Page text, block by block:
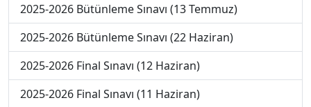
2025-2026 Bütünleme Sınavı (13 Temmuz)
2025-2026 Bütünleme Sınavı (22 Haziran)
2025-2026 Final Sınavı (12 Haziran)
2025-2026 Final Sınavı (11 Haziran)